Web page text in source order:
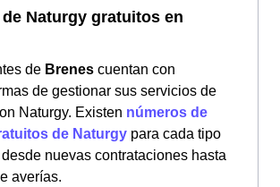
Naturgy gratuitos en
de Brenes cuentan con
de gestionar sus servicios de
Naturgy. Existen números de
de Naturgy para cada tipo
nuevas contrataciones hasta
averías.